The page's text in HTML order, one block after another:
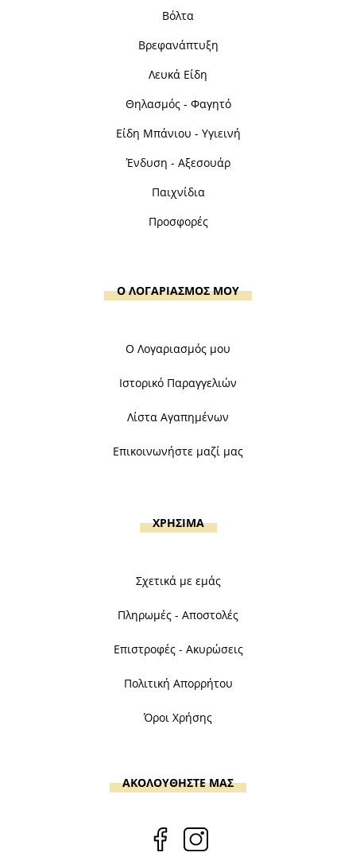
Βόλτα
Βρεφανάπτυξη
Λευκά Είδη
Θηλασμός - Φαγητό
Είδη Μπάνιου - Υγιεινή
Ένδυση - Αξεσουάρ
Παιχνίδια
Προσφορές
Ο ΛΟΓΑΡΙΑΣΜΟΣ ΜΟΥ
Ο Λογαριασμός μου
Ιστορικό Παραγγελιών
Λίστα Αγαπημένων
Επικοινωνήστε μαζί μας
ΧΡΗΣΙΜΑ
Σχετικά με εμάς
Πληρωμές - Αποστολές
Επιστροφές - Ακυρώσεις
Πολιτική Απορρήτου
Όροι Χρήσης
ΑΚΟΛΟΥΘΗΣΤΕ ΜΑΣ